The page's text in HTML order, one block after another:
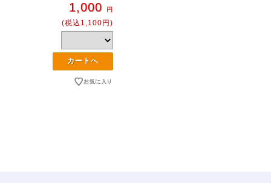
1,000 円
(税込1,100円)